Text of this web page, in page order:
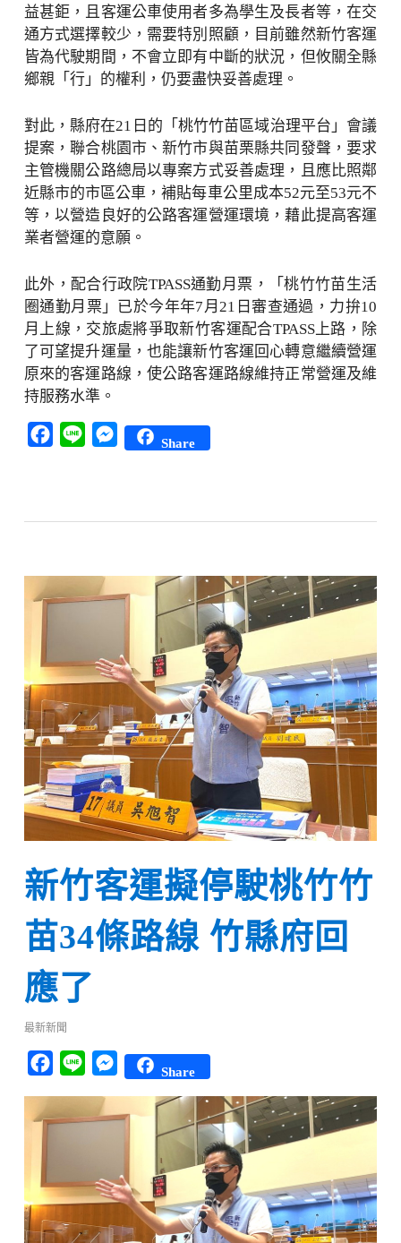
益甚鉅，且客運公車使用者多為學生及長者等，在交
通方式選擇較少，需要特別照顧，目前雖然新竹客運
皆為代駛期間，不會立即有中斷的狀況，但攸關全縣
鄉親「行」的權利，仍要盡快妥善處理。
對此，縣府在21日的「桃竹竹苗區域治理平台」會議
提案，聯合桃園市、新竹市與苗栗縣共同發聲，要求
主管機關公路總局以專案方式妥善處理，且應比照鄰
近縣市的市區公車，補貼每車公里成本52元至53元不
等，以營造良好的公路客運營運環境，藉此提高客運
業者營運的意願。
此外，配合行政院TPASS通勤月票，「桃竹竹苗生活
圈通勤月票」已於今年年7月21日審查通過，力拚10
月上線，交旅處將爭取新竹客運配合TPASS上路，除
了可望提升運量，也能讓新竹客運回心轉意繼續營運
原來的客運路線，使公路客運路線維持正常營運及維
持服務水準。
Facebook
Line Messenger
Share
新竹客運擬停駛桃竹竹
苗34條路線 竹縣府回
應了
最新新聞
Facebook
Line Messenger
Share